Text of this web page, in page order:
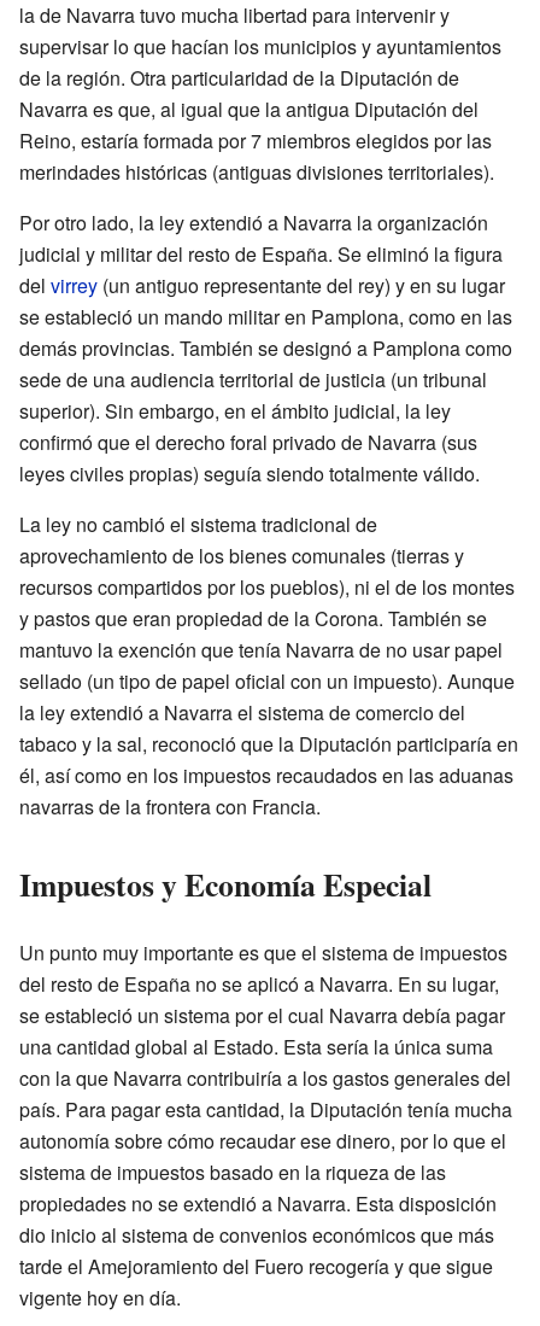
la de Navarra tuvo mucha libertad para intervenir y
supervisar lo que hacían los municipios y ayuntamientos
de la región. Otra particularidad de la Diputación de
Navarra es que, al igual que la antigua Diputación del
Reino, estaría formada por 7 miembros elegidos por las
merindades históricas (antiguas divisiones territoriales).
Por otro lado, la ley extendió a Navarra la organización
judicial y militar del resto de España. Se eliminó la figura
del virrey (un antiguo representante del rey) y en su lugar
se estableció un mando militar en Pamplona, como en las
demás provincias. También se designó a Pamplona como
sede de una audiencia territorial de justicia (un tribunal
superior). Sin embargo, en el ámbito judicial, la ley
confirmó que el derecho foral privado de Navarra (sus
leyes civiles propias) seguía siendo totalmente válido.
La ley no cambió el sistema tradicional de
aprovechamiento de los bienes comunales (tierras y
recursos compartidos por los pueblos), ni el de los montes
y pastos que eran propiedad de la Corona. También se
mantuvo la exención que tenía Navarra de no usar papel
sellado (un tipo de papel oficial con un impuesto). Aunque
la ley extendió a Navarra el sistema de comercio del
tabaco y la sal, reconoció que la Diputación participaría en
él, así como en los impuestos recaudados en las aduanas
navarras de la frontera con Francia.
Impuestos y Economía Especial
Un punto muy importante es que el sistema de impuestos
del resto de España no se aplicó a Navarra. En su lugar,
se estableció un sistema por el cual Navarra debía pagar
una cantidad global al Estado. Esta sería la única suma
con la que Navarra contribuiría a los gastos generales del
país. Para pagar esta cantidad, la Diputación tenía mucha
autonomía sobre cómo recaudar ese dinero, por lo que el
sistema de impuestos basado en la riqueza de las
propiedades no se extendió a Navarra. Esta disposición
dio inicio al sistema de convenios económicos que más
tarde el Amejoramiento del Fuero recogería y que sigue
vigente hoy en día.